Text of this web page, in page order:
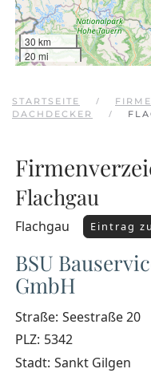
30 km
20 mi
STARTSEITE
DACHDECKER
Flachgau
Eintrag
Flachgau
BSU
GmbH
Straße: Seestraße 20
PLZ: 5342
Stadt: Sankt Gilgen